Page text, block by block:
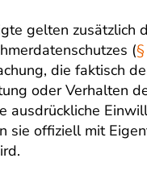
gelten zusätzlich
(
die faktisch
oder Verhalten
ausdrückliche
sie offiziell mit